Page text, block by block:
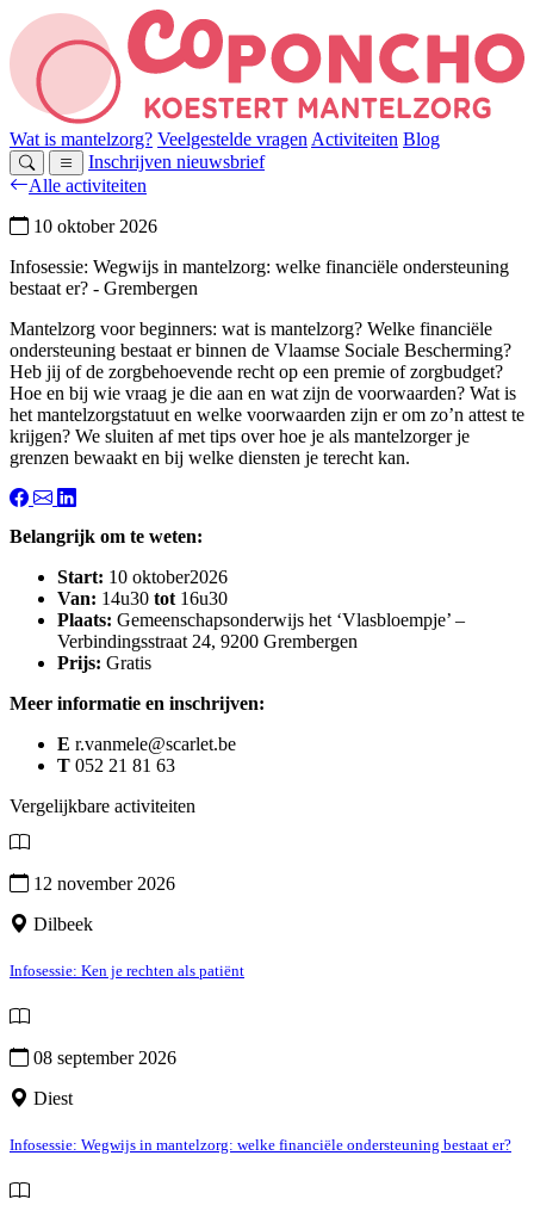
Wat is mantelzorg? Veelgestelde vragen Activiteiten Blog
Inschrijven nieuwsbrief
Alle activiteiten
10 oktober 2026
Infosessie: Wegwijs in mantelzorg: welke financiële ondersteuning
bestaat er? - Grembergen
Mantelzorg voor beginners: wat is mantelzorg? Welke financiële
ondersteuning bestaat er binnen de Vlaamse Sociale Bescherming?
Heb jij of de zorgbehoevende recht op een premie of zorgbudget?
Hoe en bij wie vraag je die aan en wat zijn de voorwaarden? Wat is
het mantelzorgstatuut en welke voorwaarden zijn er om zo’n attest te
krijgen? We sluiten af met tips over hoe je als mantelzorger je
grenzen bewaakt en bij welke diensten je terecht kan.
Belangrijk om te weten:
Start: 10 oktober2026
Van: 14u30 tot 16u30
Plaats: Gemeenschapsonderwijs het ‘Vlasbloempje’ –
Verbindingsstraat 24, 9200 Grembergen
Prijs: Gratis
Meer informatie en inschrijven:
E r.vanmele@scarlet.be
T 052 21 81 63
Vergelijkbare activiteiten
12 november 2026
Dilbeek
Infosessie: Ken je rechten als patiënt
08 september 2026
Diest
Infosessie: Wegwijs in mantelzorg: welke financiële ondersteuning bestaat er?